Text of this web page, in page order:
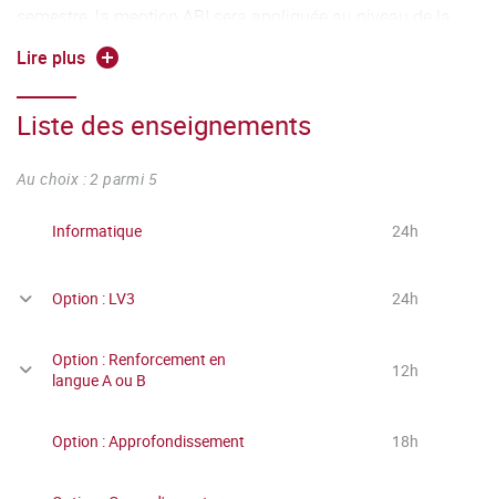
semestre, la mention ABI sera appliquée au niveau de la
note "Options", entraînant le résultat DEF.
Lire plus
Liste des enseignements
Au choix : 2 parmi 5
Informatique 24h
Option : LV3 24h
Option : Renforcement en
langue A ou B
12h
Option : Approfondissement 18h